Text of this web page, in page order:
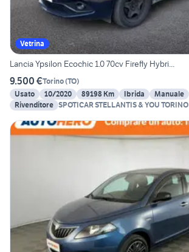
Vetrina
Lancia Ypsilon Ecochic 1.0 70cv Firefly Hybri...
9.500 €Torino(TO)
Usato
10/2020 89198 Km Ibrida
Manuale
Rivenditore SPOTICAR STELLANTIS & YOU TORINO